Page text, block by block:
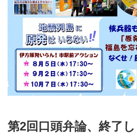
第2回口頭弁論、終了